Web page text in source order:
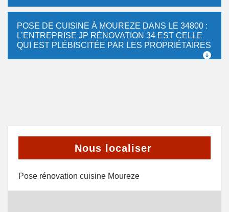
POSE DE CUISINE À MOUREZE DANS LE 34800 :
L’ENTREPRISE JP RÉNOVATION 34 EST CELLE
QUI EST PLÉBISCITÉE PAR LES PROPRIÉTAIRES
Nous localiser
Pose rénovation cuisine Moureze